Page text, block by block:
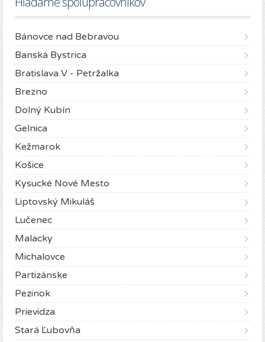
Bánovce nad Bebravou
Banská Bystrica
Bratislava V - Petržalka
Brezno
Dolný Kubín
Gelnica
Kežmarok
Košice
Kysucké Nové Mesto
Liptovský Mikuláš
Lučenec
Malacky
Michalovce
Partizánske
Pezinok
Prievidza
Stará Ľubovňa